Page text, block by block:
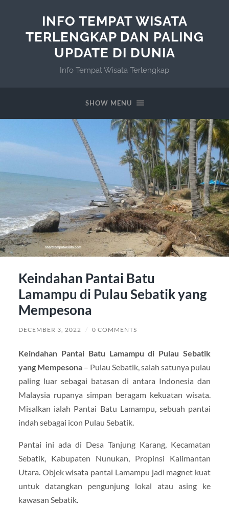
INFO TEMPAT WISATA
TERLENGKAP DAN PALING
UPDATE DI DUNIA
Info Tempat Wisata Terlengkap
SHOW MENU
Keindahan Pantai Batu
Lamampu di Pulau Sebatik yang
Mempesona
DECEMBER 3, 2022 / 0 COMMENTS
Keindahan Pantai Batu Lamampu di Pulau Sebatik
yang Mempesona– Pulau Sebatik, salah satunya pulau
paling luar sebagai batasan di antara Indonesia dan
Malaysia rupanya simpan beragam kekuatan wisata.
Misalkan ialah Pantai Batu Lamampu, sebuah pantai
indah sebagai icon Pulau Sebatik.
Pantai ini ada di Desa Tanjung Karang, Kecamatan
Sebatik, Kabupaten Nunukan, Propinsi Kalimantan
Utara. Objek wisata pantai Lamampu jadi magnet kuat
untuk datangkan pengunjung lokal atau asing ke
kawasan Sebatik.